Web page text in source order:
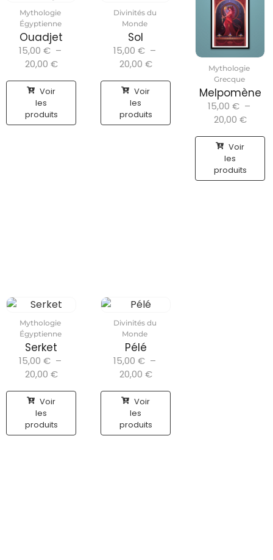
Mythologie
Égyptienne
Ouadjet
15,00 € –
20,00 €
Voir
les
produits
Divinités du
Monde
Sol
15,00 € –
20,00 €
Voir
les
produits
Mythologie
Grecque
Melpomène
15,00 € –
20,00 €
Voir
les
produits
Mythologie
Égyptienne
Serket
15,00 € –
20,00 €
Voir
les
produits
Divinités du
Monde
Pélé
15,00 € –
20,00 €
Voir
les
produits